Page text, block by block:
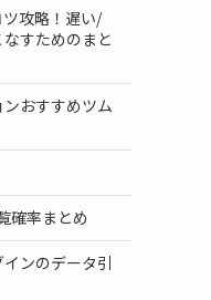
攻略！遅い/
すためのまと
おすすめツム
確率まとめ
ンのデータ引